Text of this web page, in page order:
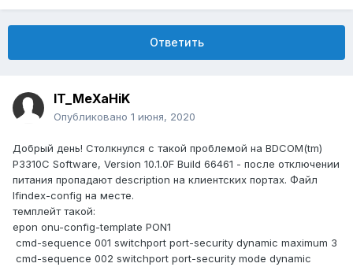
Ответить
IT_MeXaHiK
Опубликовано 1 июня, 2020
Добрый день! Столкнулся с такой проблемой на BDCOM(tm)
P3310C Software, Version 10.1.0F Build 66461 - после отключении
питания пропадают description на клиентских портах. Файл
Ifindex-config на месте.
темплейт такой:
epon onu-config-template PON1
cmd-sequence 001 switchport port-security dynamic maximum 3
cmd-sequence 002 switchport port-security mode dynamic